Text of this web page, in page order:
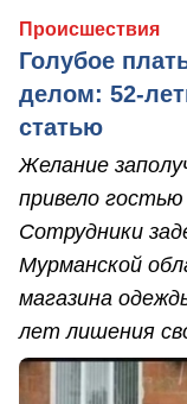
Происшествия
Голубое
делом: 52-
статью
Желание
привело
Сотрудники
Мурманской
магазина
лет лишения